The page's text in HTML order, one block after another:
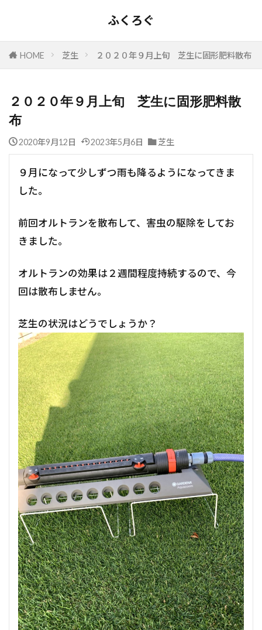
ふくろぐ
HOME 芝生 ２０２０年９月上旬 芝生に固形肥料散布
２０２０年９月上旬 芝生に固形肥料散
布
2020年9月12日 2023年5月6日 芝生
９月になって少しずつ雨も降るようになってきま
した。
前回オルトランを散布して、害虫の駆除をしてお
きました。
オルトランの効果は２週間程度持続するので、今
回は散布しません。
芝生の状況はどうでしょうか？